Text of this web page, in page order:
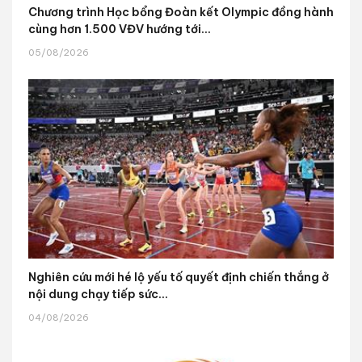
Chương trình Học bổng Đoàn kết Olympic đồng hành
cùng hơn 1.500 VĐV hướng tới...
05/08/2026
Nghiên cứu mới hé lộ yếu tố quyết định chiến thắng ở
nội dung chạy tiếp sức...
04/08/2026